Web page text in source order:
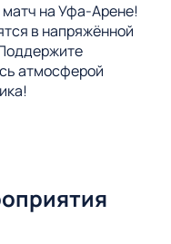
на Уфа-Арене!
в напряжённой
атмосферой